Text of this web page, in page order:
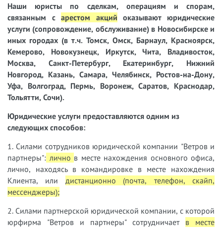
Наши юристы
по сделкам, операциям и спорам,
связанным сарестом акций оказывают юридические
услуги (сопровождение, обслуживание) в Новосибирске и
иных городах (в т.ч. Томск, Омск, Барнаул, Красноярск,
Кемерово, Новокузнецк, Иркутск, Чита, Владивосток,
Москва, Санкт-Петербург, Екатеринбург, Нижний
Новгород, Казань, Самара, Челябинск, Ростов-на-Дону,
Уфа, Волгоград, Пермь, Воронеж, Саратов, Краснодар,
Тольятти, Сочи).
Юридические услуги предоставляются одним из
следующих способов:
1. Силами сотрудников юридической компании "Ветров и
партнеры": лично в месте нахождения основного офиса,
лично, находясь в командировке в месте нахождения
Клиента, или дистанционно (почта, телефон, скайп,
мессенджеры);
2. Силами партнерской юридической компании, с которой
юрфирма "Ветров и партнеры" сотрудничает в месте